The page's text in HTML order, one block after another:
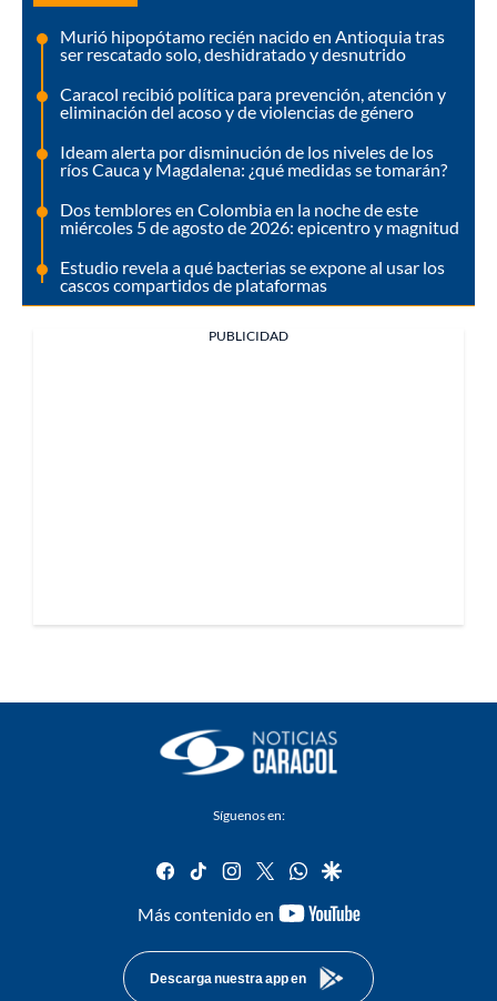
Murió hipopótamo recién nacido en Antioquia tras
ser rescatado solo, deshidratado y desnutrido
Caracol recibió política para prevención, atención y
eliminación del acoso y de violencias de género
Ideam alerta por disminución de los niveles de los
ríos Cauca y Magdalena: ¿qué medidas se tomarán?
Dos temblores en Colombia en la noche de este
miércoles 5 de agosto de 2026: epicentro y magnitud
Estudio revela a qué bacterias se expone al usar los
cascos compartidos de plataformas
PUBLICIDAD
Síguenos en:
facebook
tiktok instagram
twitterwhatsapp
google
Más contenido en
youtube-
Descarga nuestra app en